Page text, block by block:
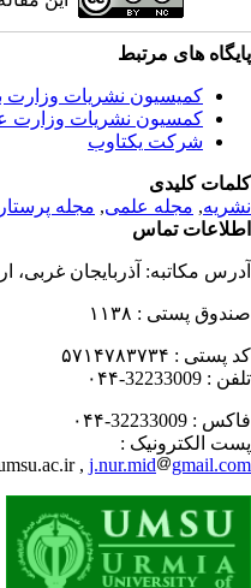
پایگاه های مرتبط
کمیسیون نشریات وزارت
کمسیون نشریات وزارت
شرکت یکتاوب
کلمات کلیدی
نشریه, مجله علمی, مجله
اطلاعات تماس
آدرس مکاتبه: آذربایجان غربی،
صندوق پستی : ۱۱۳۸
کد پستی : ۵۷۱۴۷۸۳۷۳۴
تلفن : 32233009-۰۴۴
فاکس : 32233009-۰۴۴
پست الکترونیک :
, j.nur.mid gmail.com